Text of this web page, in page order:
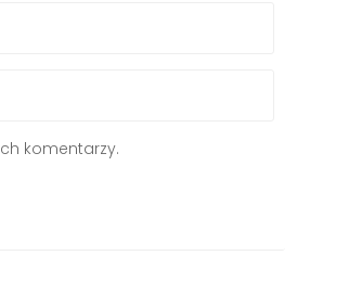
komentarzy.